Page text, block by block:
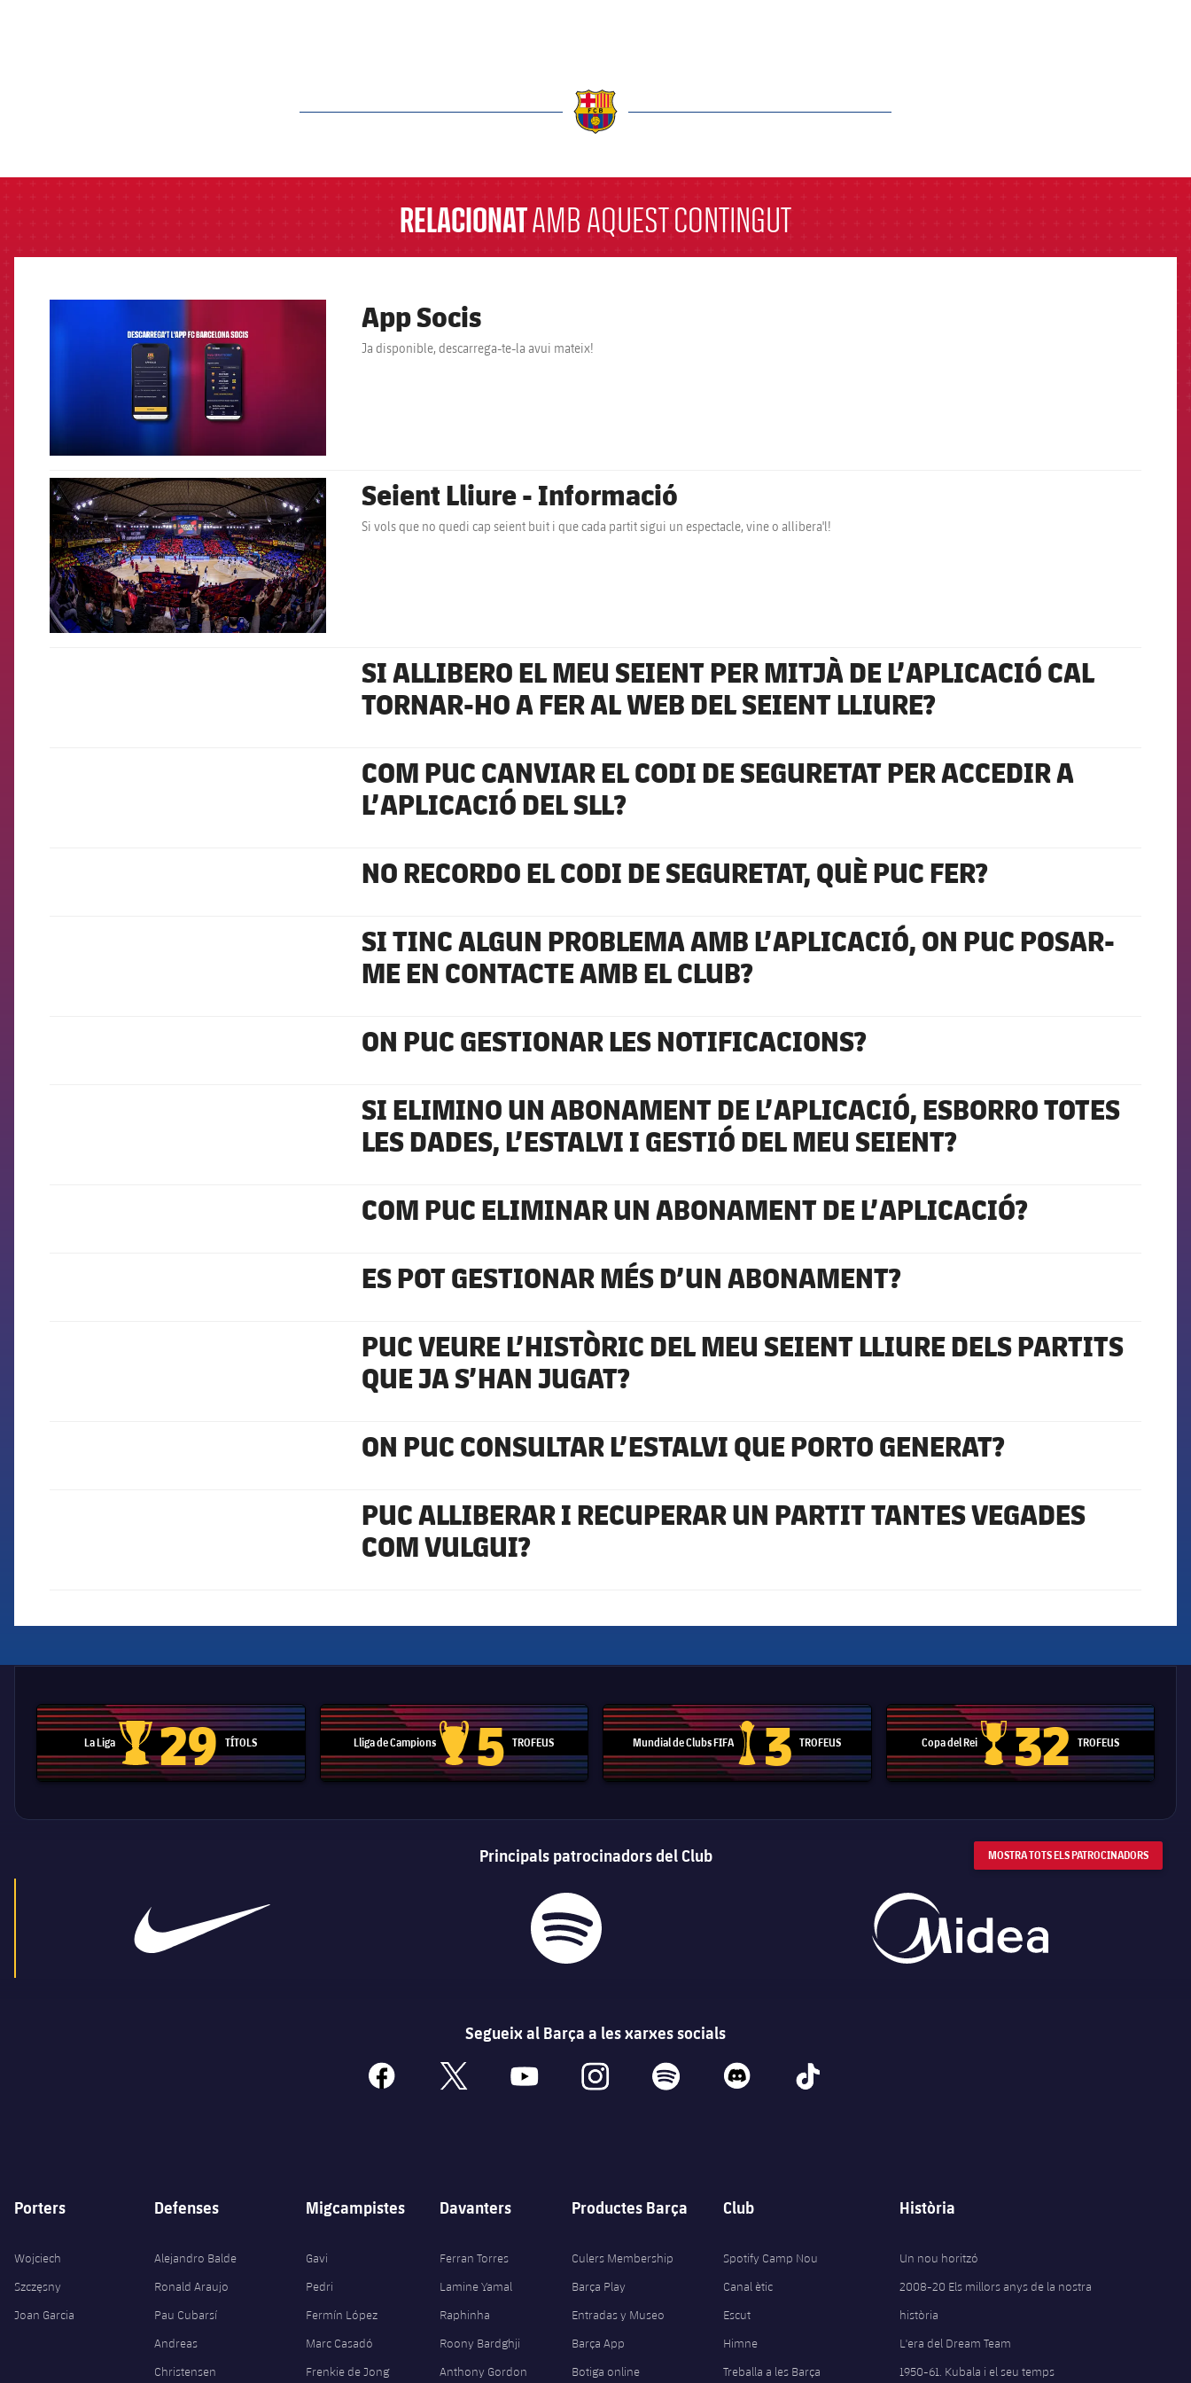
RELACIONATAMB AQUEST CONTINGUT
App Socis
Ja disponible, descarrega-te-la avui mateix!
FCB Barcelona badge Seient Lliure - Informació
Si vols que no quedi cap seient buit i que cada partit sigui un espectacle, vine o allibera'l!
SI ALLIBERO EL MEU SEIENT PER MITJÀ DE L’APLICACIÓ CAL
TORNAR-HO A FER AL WEB DEL SEIENT LLIURE?
COM PUC CANVIAR EL CODI DE SEGURETAT PER ACCEDIR A
L’APLICACIÓ DEL SLL?
NO RECORDO EL CODI DE SEGURETAT, QUÈ PUC FER?
SI TINC ALGUN PROBLEMA AMB L’APLICACIÓ, ON PUC POSAR-
ME EN CONTACTE AMB EL CLUB?
ON PUC GESTIONAR LES NOTIFICACIONS?
SI ELIMINO UN ABONAMENT DE L’APLICACIÓ, ESBORRO TOTES
LES DADES, L’ESTALVI I GESTIÓ DEL MEU SEIENT?
COM PUC ELIMINAR UN ABONAMENT DE L’APLICACIÓ?
ES POT GESTIONAR MÉS D’UN ABONAMENT?
PUC VEURE L’HISTÒRIC DEL MEU SEIENT LLIURE DELS PARTITS
QUE JA S’HAN JUGAT?
ON PUC CONSULTAR L’ESTALVI QUE PORTO GENERAT?
PUC ALLIBERAR I RECUPERAR UN PARTIT TANTES VEGADES
COM VULGUI?
La Liga
Trofeu de la Liga
29 TÍTOLS Lliga de Campions
Trofeu de la Lliga de Campions
5 TROFEUS Mundial de Clubs FIFA
Trofeu del Mundial de Clubs
3 TROFEUS Copa del Rei
Copa del Rei
32 TROFEUS
Principals patrocinadors del Club MOSTRA TOTS ELS PATROCINADORS
Segueix al Barça a les xarxes socials
facebook x youtube instagram spotify discord tiktok
Porters
Wojciech
Szczęsny
Joan Garcia
Defenses
Alejandro Balde
Ronald Araujo
Pau Cubarsí
Andreas
Christensen
Migcampistes
Gavi
Pedri
Fermín López
Marc Casadó
Frenkie de Jong
Davanters
Ferran Torres
Lamine Yamal
Raphinha
Roony Bardghji
Anthony Gordon
Productes Barça
Culers Membership
Barça Play
Entradas y Museo
Barça App
Botiga online
Club
Spotify Camp Nou
Canal ètic
Escut
Himne
Treballa a les Barça
Història
Un nou horitzó
2008-20 Els millors anys de la nostra
història
L'era del Dream Team
1950-61. Kubala i el seu temps